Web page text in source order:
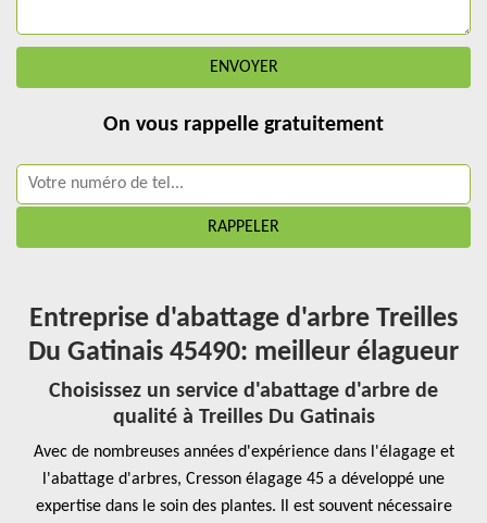
On vous rappelle gratuitement
Entreprise d'abattage d'arbre Treilles
Du Gatinais 45490: meilleur élagueur
Choisissez un service d'abattage d'arbre de
qualité à Treilles Du Gatinais
Avec de nombreuses années d'expérience dans l'élagage et
l'abattage d'arbres, Cresson élagage 45 a développé une
expertise dans le soin des plantes. Il est souvent nécessaire